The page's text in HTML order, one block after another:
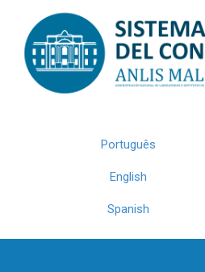
navigation
Português
English
Spanish